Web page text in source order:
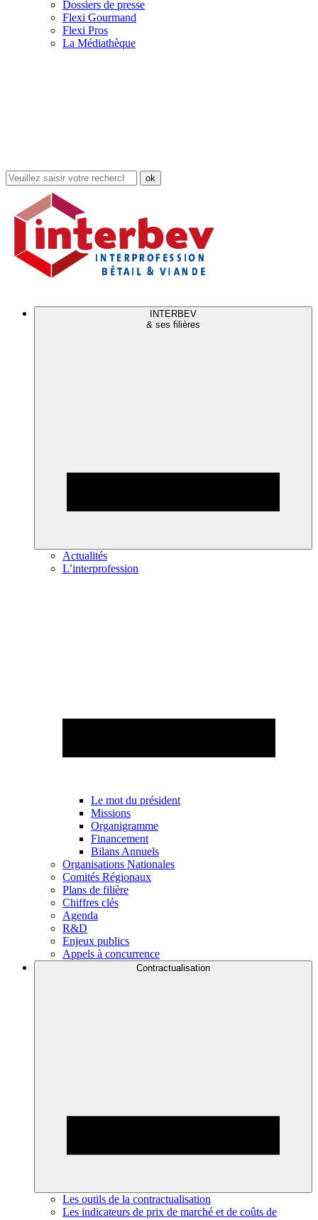
Dossiers de presse
Flexi Gourmand
Flexi Pros
La Médiathèque
Rechercher
dans
site
INTERBEV
& ses filières
Actualités
L’interprofession
Le mot du président
Missions
Organigramme
Financement
Bilans Annuels
Organisations Nationales
Comités Régionaux
Plans de filière
Chiffres clés
Agenda
R&D
Enjeux publics
Appels à concurrence
Contractualisation
Les outils de la contractualisation
Les indicateurs de prix de marché et de coûts de